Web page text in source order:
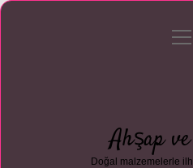
Gizlilik
Ahşap
Doğal malzemelerle